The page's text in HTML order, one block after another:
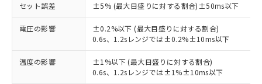
セット誤差 ±5% (最大目盛りに対する割合)±50ms以下
電圧の影響
±0.2%以下 (最大目盛りに対する割合)
0.6s、1.2sレンジでは±0.2%±10ms以下
温度の影響
±1%以下 (最大目盛りに対する割合)
0.6s、1.2sレンジでは±1%±10ms以下
ご利用条件
対応済み：EU RoHS指令（10物質）の
非含有に対応した製品が提供可能な商品で
対応予定：EU RoHS指令（10物質）の非含
有に対応した製品に切り替える予定のある